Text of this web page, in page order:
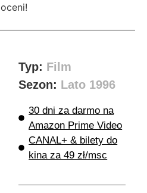
oceni!
Typ: Film
Sezon: Lato 1996
30 dni za darmo na
Amazon Prime Video
CANAL+ & bilety do
kina za 49 zł/msc